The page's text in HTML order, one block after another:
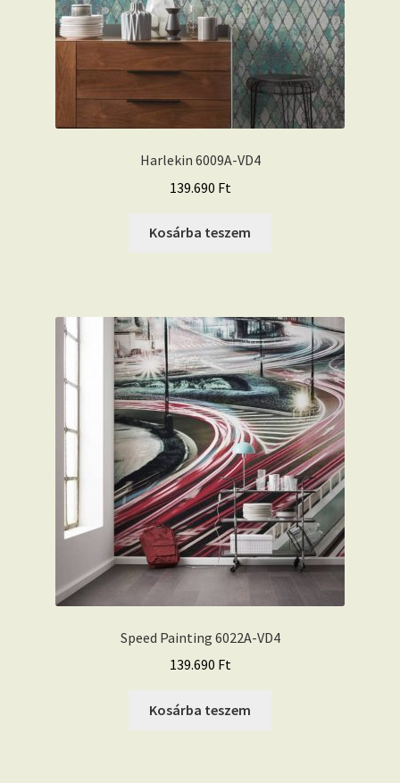
Harlekin 6009A-VD4
139.690 Ft
Kosárba teszem
Speed Painting 6022A-VD4
139.690 Ft
Kosárba teszem